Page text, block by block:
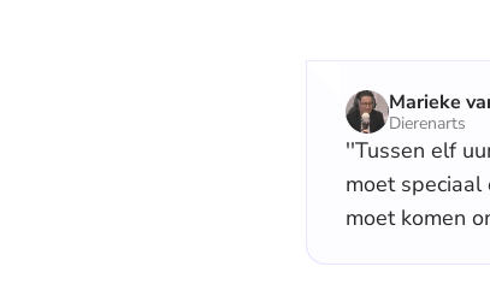
Marieke
Dierenarts
''Tussen elf
moet
moet komen